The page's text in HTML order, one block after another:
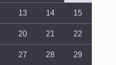
13 14 15
20 21 22
27 28 29